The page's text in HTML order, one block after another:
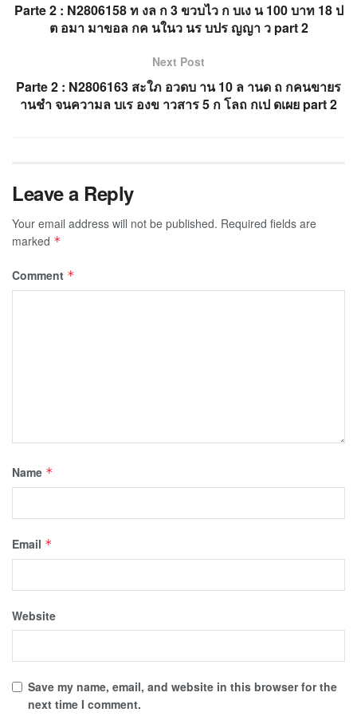
Parte 2 : N2806158 ท งล ก 3 ขวบไว ก บเง น 100 บาท 18 ป
ต อมา มาขอล กค นในว นร บปร ญญา ว part 2
Next Post
Parte 2 : N2806163 สะใภ อวดบ าน 10 ล านด ถ กคนขายร
านชำ จนความล บเร องข าวสาร 5 ก โลถ กเป ดเผย part 2
Leave a Reply
Your email address will not be published. Required fields are
marked *
Comment *
Name *
Email *
Website
Save my name, email, and website in this browser for the
next time I comment.